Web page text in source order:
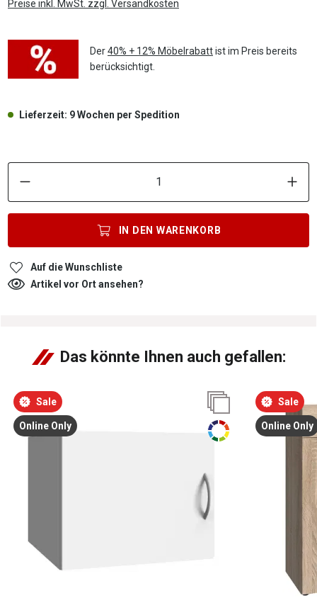
Preise inkl. MwSt. zzgl. Versandkosten
Der40% + 12% Möbelrabattist im Preis bereits
berücksichtigt.
Lieferzeit: 9 Wochen per Spedition
IN DEN WARENKORB
Auf die Wunschliste
Artikel vor Ort ansehen?
Das könnte Ihnen auch gefallen:
Sale
Online Only
Sale
Online Only